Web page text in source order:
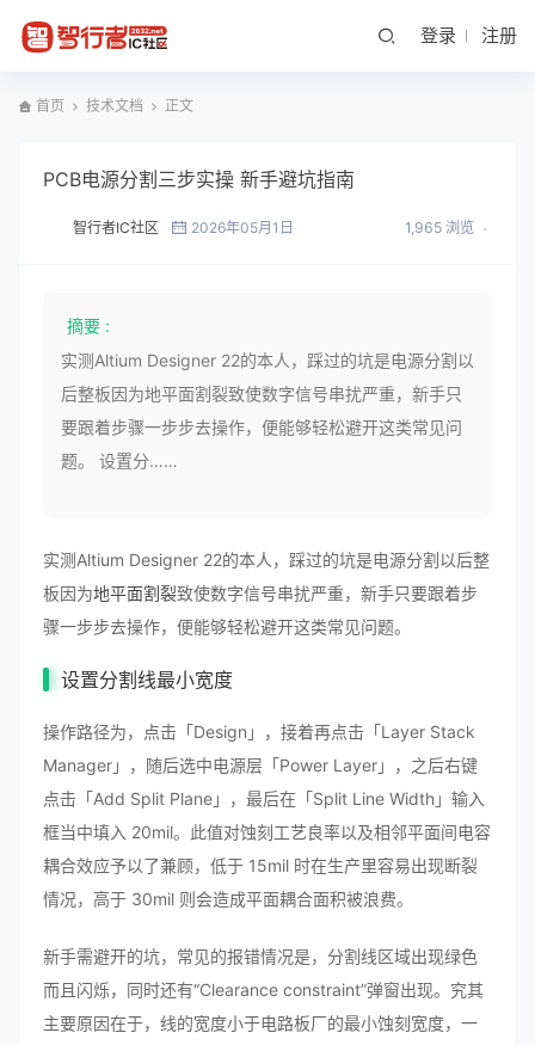
登录 注册
首页 技术文档 正文
PCB电源分割三步实操 新手避坑指南
智行者IC社区 2026年05月1日 1,965 浏览
摘要 :
实测Altium Designer 22的本人，踩过的坑是电源分割以
后整板因为地平面割裂致使数字信号串扰严重，新手只
要跟着步骤一步步去操作，便能够轻松避开这类常见问
题。 设置分……
实测Altium Designer 22的本人，踩过的坑是电源分割以后整
板因为地平面割裂致使数字信号串扰严重，新手只要跟着步
骤一步步去操作，便能够轻松避开这类常见问题。
设置分割线最小宽度
操作路径为，点击「Design」，接着再点击「Layer Stack
Manager」，随后选中电源层「Power Layer」，之后右键
点击「Add Split Plane」，最后在「Split Line Width」输入
框当中填入 20mil。此值对蚀刻工艺良率以及相邻平面间电容
耦合效应予以了兼顾，低于 15mil 时在生产里容易出现断裂
情况，高于 30mil 则会造成平面耦合面积被浪费。
新手需避开的坑，常见的报错情况是，分割线区域出现绿色
而且闪烁，同时还有“Clearance constraint”弹窗出现。究其
主要原因在于，线的宽度小于电路板厂的最小蚀刻宽度，一